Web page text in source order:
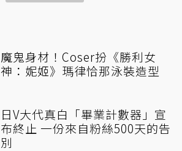
魔鬼身材！Coser扮《勝利女
神：妮姬》瑪律恰那泳裝造型
日V大代真白「畢業計數器」宣
布終止 一份來自粉絲500天的告
別